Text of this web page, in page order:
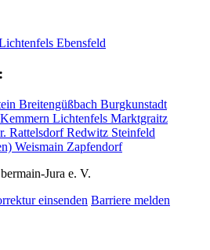
Ebensfeld
Breitengüßbach Burgkunstadt
Kemmern Lichtenfels Marktgraitz
RattelsdorfRedwitz Steinfeld
Weismain Zapfendorf
Jura e. V.
einsenden Barriere melden